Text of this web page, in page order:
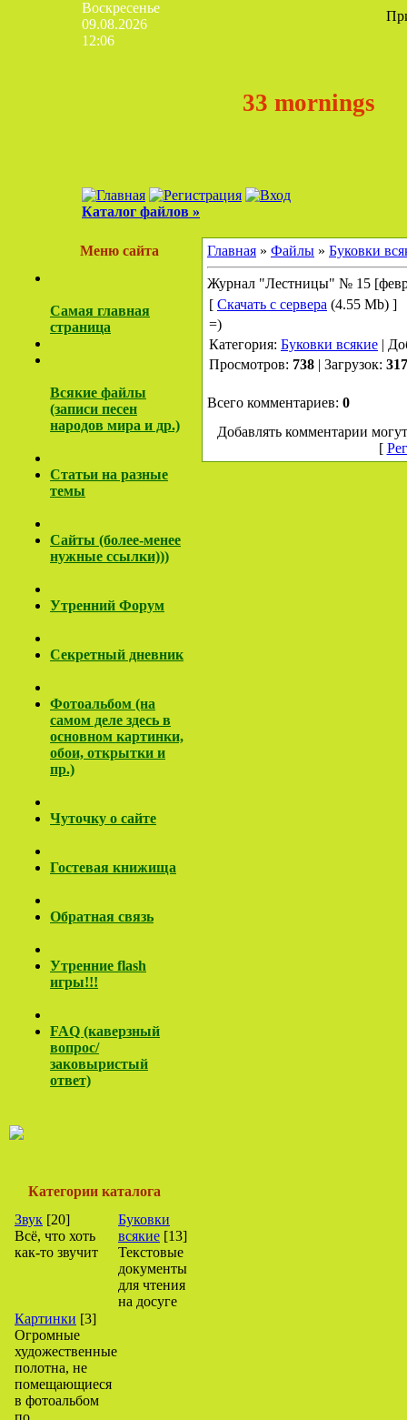
Воскресенье
09.08.2026
12:06
33 mornings
Каталог файлов »
Меню сайта
Самая главная
страница
Всякие файлы
(записи песен
народов мира и др.)
Cтатьи на разные
темы
Сайты (более-менее
нужные ссылки)))
Утренний Форум
Секретный дневник
Фотоальбом (на
самом деле здесь в
основном картинки,
обои, открытки и
пр.)
Чуточку о сайте
Гостевая книжища
Обратная связь
Утренние flash
игры!!!
FAQ (каверзный
вопрос/
заковыристый
ответ)
Категории каталога
Звук [20]
Всё, что хоть
как-то звучит
Буковки
всякие [13]
Текстовые
документы
для чтения
на досуге
Картинки [3]
Огромные
художественные
полотна, не
помещающиеся
в фотоальбом
по
Главная » Файлы » Буковки
Журнал "Лестницы" № 15
[ Скачать с сервера (4.55 Mb) ]
=)
Категория: Буковки всякие |
Просмотров: 738 | Загрузок: 317
Всего комментариев: 0
Добавлять комментарии
[